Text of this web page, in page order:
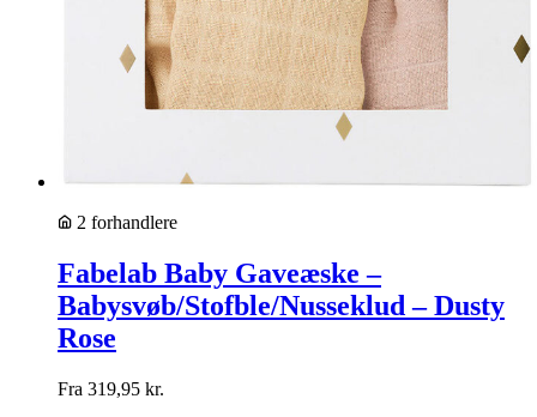
2 forhandlere
Fabelab Baby Gaveæske –
Babysvøb/Stofble/Nusseklud – Dusty
Rose
Fra 319,95 kr.